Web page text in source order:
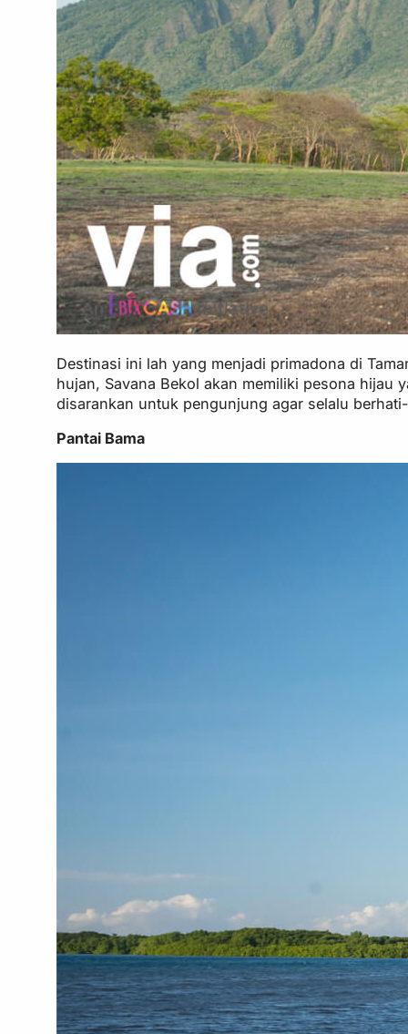
Destinasi ini lah yang menjadi primadona di
hujan, Savana Bekol akan memiliki pesona hijau
disarankan untuk pengunjung agar selalu
Pantai Bama